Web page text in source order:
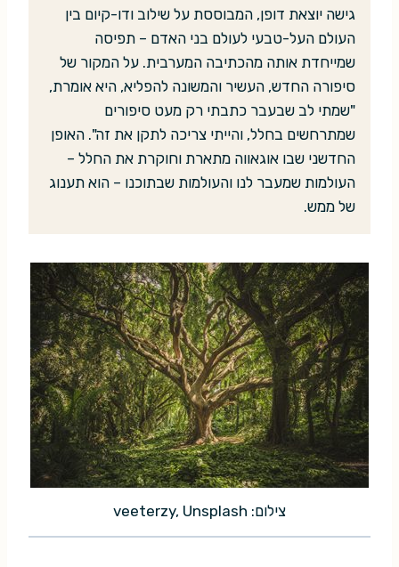
גישה יוצאת דופן, המבוססת על שילוב ודו-קיום בין
העולם העל-טבעי לעולם בני האדם – תפיסה
שמייחדת אותה מהכתיבה המערבית. על המקור של
סיפורה החדש, העשיר והמשונה להפליא, היא אומרת,
"שמתי לב שבעבר כתבתי רק מעט סיפורים
שמתרחשים בחלל, והייתי צריכה לתקן את זה". האופן
החדשני שבו אוגאווה מתארת וחוקרת את החלל –
העולמות שמעבר לנו והעולמות שבתוכנו – הוא תענוג
של ממש.
צילום: veeterzy, Unsplash